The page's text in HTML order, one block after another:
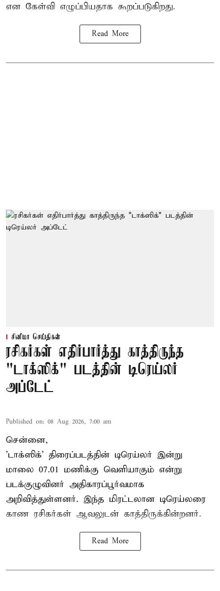
என கேள்வி எழுப்பியதாக கூறப்படுகிறது.
Read More
சினிமா செய்திகள்
ரசிகர்கள் எதிர்பார்த்து காத்திருந்த
"டாக்ஸிக்" படத்தின் டிரெய்லர்
அப்டேட்
Published on: 08 Aug 2026, 7:00 am
சென்னை,
'டாக்ஸிக்' திரைப்படத்தின் டிரெய்லர் இன்று
மாலை 07.01 மணிக்கு வெளியாகும் என்று
படக்குழுவினர் அதிகாரப்பூர்வமாக
அறிவித்துள்ளனர். இந்த மிரட்டலான டிரெய்லரை
காண ரசிகர்கள் ஆவலுடன் காத்திருக்கின்றனர்.
Read More